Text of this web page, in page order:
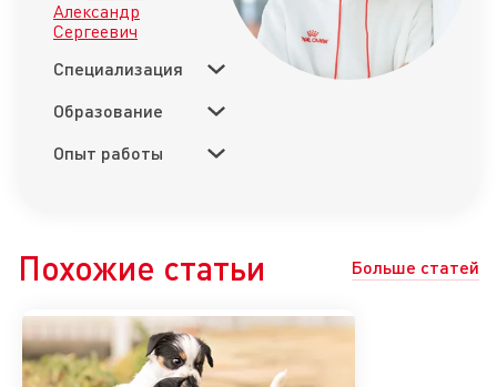
Александр
Сергеевич
Специализация
Образование
Опыт работы
Похожие статьи Больше статей